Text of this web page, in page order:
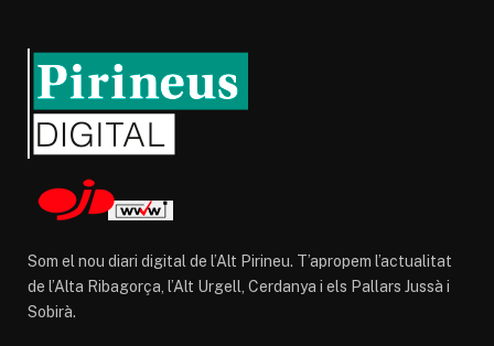
Som el nou diari digital de l’Alt Pirineu. T’apropem l’actualitat
de l’Alta Ribagorça, l’Alt Urgell, Cerdanya i els Pallars Jussà i
Sobirà.